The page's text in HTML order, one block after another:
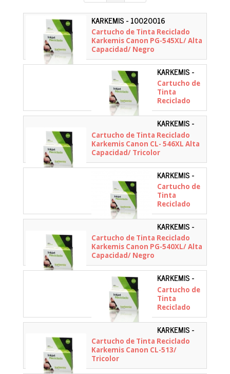
KARKEMIS - 10020016
Cartucho de Tinta Reciclado
Karkemis Canon PG-545XL/ Alta
Capacidad/ Negro
KARKEMIS -
10020014
Cartucho de
Tinta
Reciclado
Karkemis
Canon PG-
512 Alta
Capacidad/
Negro
KARKEMIS -
10020032
Cartucho de Tinta Reciclado
Karkemis Canon CL- 546XL Alta
Capacidad/ Tricolor
KARKEMIS -
10020199
Cartucho de
Tinta
Reciclado
Karkemis
Canon PG-
560 XXL/ Alta
Capacidad/
Negro
KARKEMIS -
10020015
Cartucho de Tinta Reciclado
Karkemis Canon PG-540XL/ Alta
Capacidad/ Negro
KARKEMIS -
10020203
Cartucho de
Tinta
Reciclado
Karkemis
Canon CL-
561XXL Alta
Capacidad/
Tricolor
KARKEMIS -
10020009
Cartucho de Tinta Reciclado
Karkemis Canon CL-513/
Tricolor